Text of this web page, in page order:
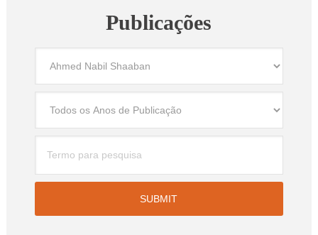
Publicações